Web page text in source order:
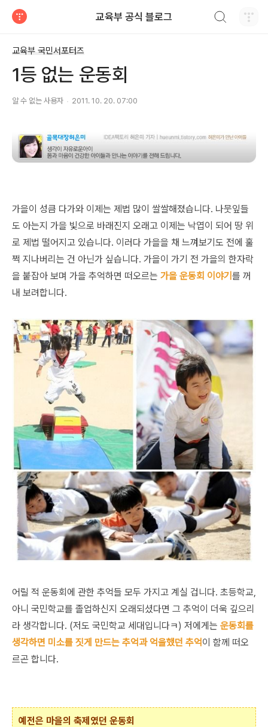
교육부 공식 블로그
교육부 국민서포터즈
1등 없는 운동회
알 수 없는 사용자 2011. 10. 20. 07:00
가을이 성큼 다가와 이제는 제법 많이 쌀쌀해졌습니다. 나뭇잎들
도 아는지 가을 빛으로 바래진지 오래고 이제는 낙엽이 되어 땅 위
로 제법 떨어지고 있습니다. 이러다 가을을 채 느껴보기도 전에 훌
쩍 지나버리는 건 아닌가 싶습니다. 가을이 가기 전 가을의 한자락
을 붙잡아 보며 가을 추억하면 떠오르는 가을 운동회 이야기 를 꺼
내 보려합니다.
어릴 적 운동회에 관한 추억들 모두 가지고 계실 겁니다. 초등학교,
아니 국민학교를 졸업하신지 오래되셨다면 그 추억이 더욱 깊으리
라 생각합니다. (저도 국민학교 세대입니다ㅋ) 저에게는 운동회를
생각하면 미소를 짓게 만드는 추억과 억울했던 추억이 함께 떠오
르곤 합니다.
예전은 마을의 축제였던 운동회